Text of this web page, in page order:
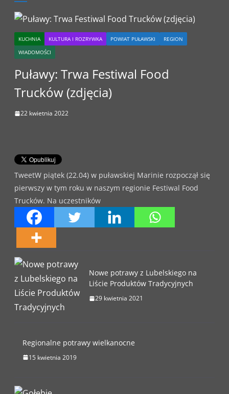
KUCHNIA KULTURA I ROZRYWKA POWIAT PUŁAWSKI
REGION
WIADOMOŚCI
Puławy: Trwa Festiwal Food
Trucków (zdjęcia)
22 kwietnia 2022
TweetW piątek (22.04) w puławskiej Marinie rozpoczął się
pierwszy w tym roku w naszym regionie Festiwal Food
Trucków. Na uczestników
Nowe potrawy z Lubelskiego na
Liście Produktów Tradycyjnych
29 kwietnia 2021
Regionalne potrawy wielkanocne
15 kwietnia 2019